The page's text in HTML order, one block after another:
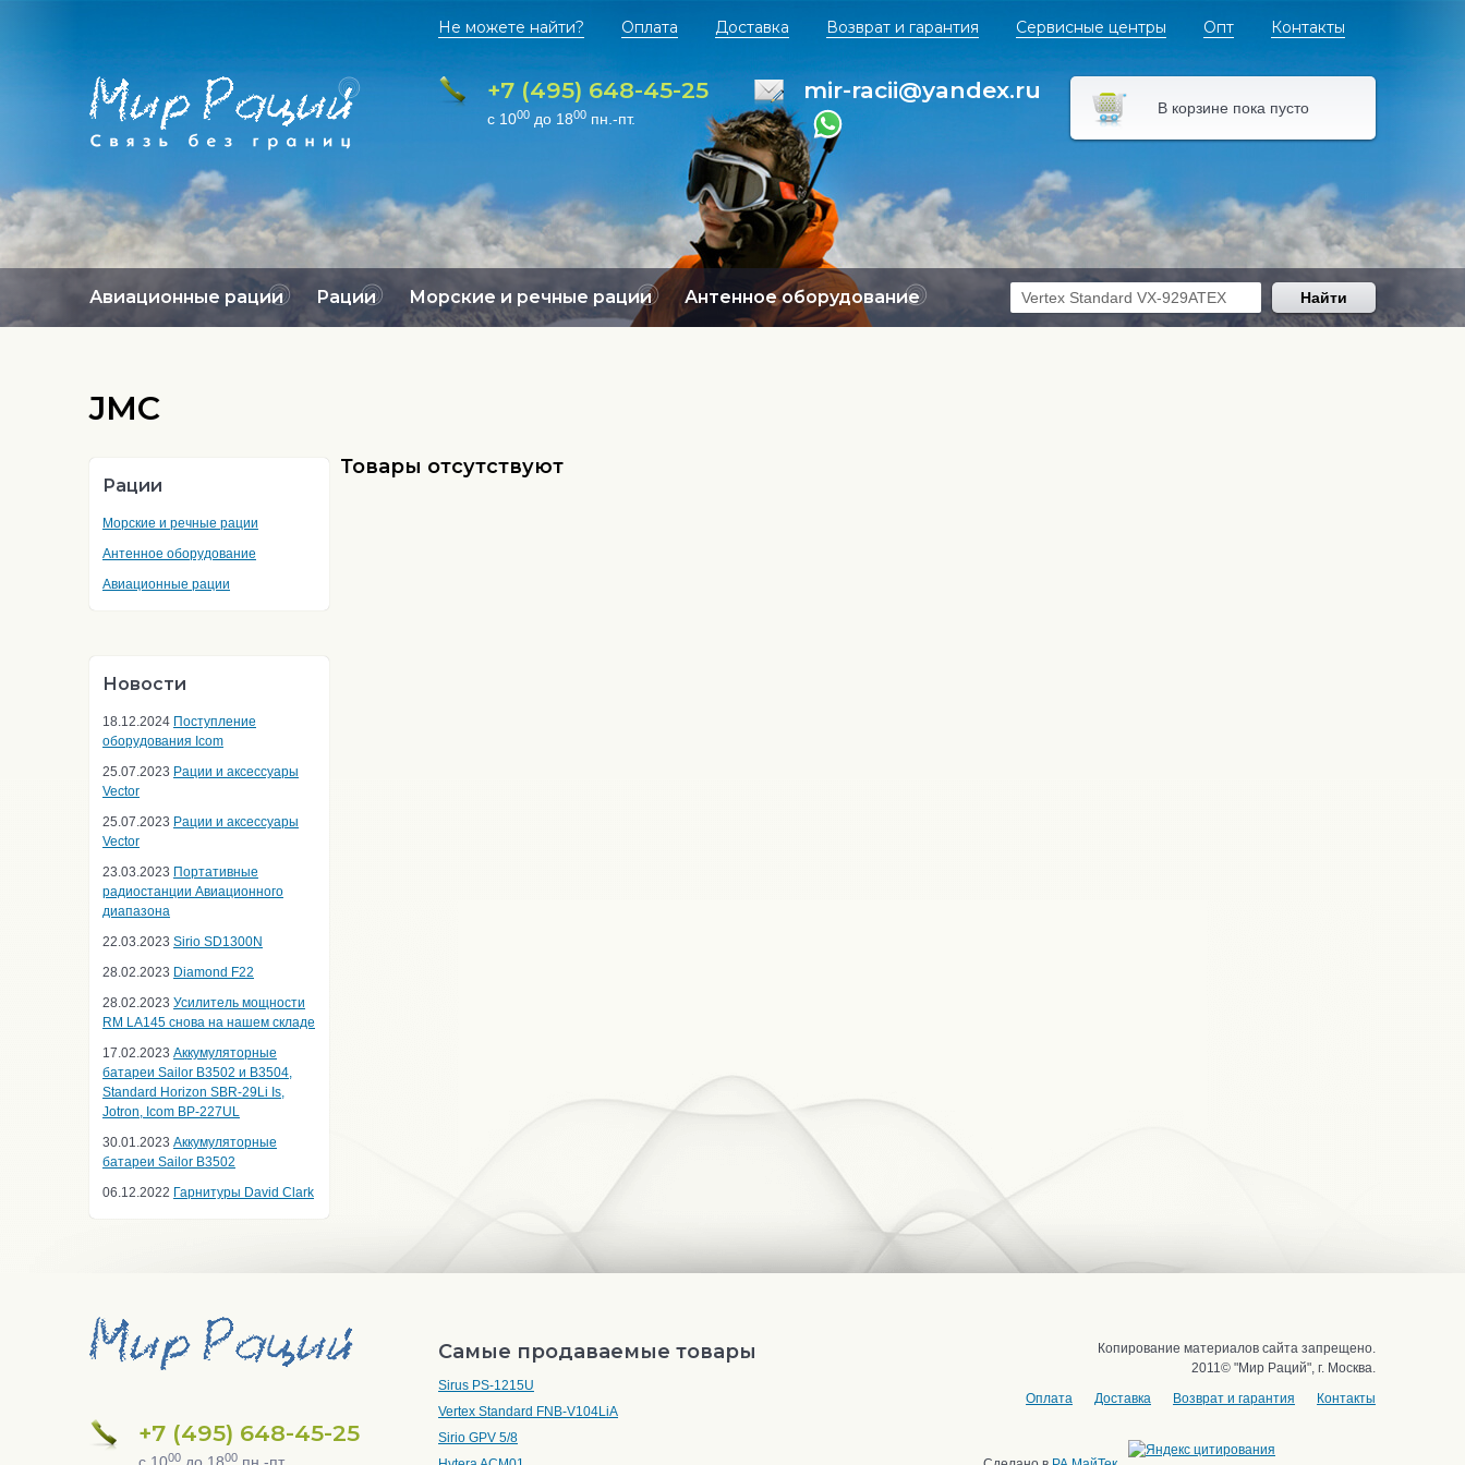
Не можете найти? Оплата Доставка Возврат и гарантия Сервисные центры Опт Контакты
+7 (495) 648-45-25
с 1000 до 1800 пн.-пт.
mir-racii@yandex.ru
В корзине пока пусто
Авиационные рации Рации Морские и речные рации Антенное оборудование Найти
JMC
Рации
Морские и речные рации
Антенное оборудование
Авиационные рации
Новости
18.12.2024 Поступление
оборудования Icom
25.07.2023 Рации и аксессуары
Vector
25.07.2023 Рации и аксессуары
Vector
23.03.2023 Портативные
радиостанции Авиационного
диапазона
22.03.2023 Sirio SD1300N
28.02.2023 Diamond F22
28.02.2023 Усилитель мощности
RM LA145 снова на нашем складе
17.02.2023 Аккумуляторные
батареи Sailor B3502 и B3504,
Standard Horizon SBR-29Li Is,
Jotron, Icom BP-227UL
30.01.2023 Аккумуляторные
батареи Sailor B3502
06.12.2022 Гарнитуры David Clark
Товары отсутствуют
+7 (495) 648-45-25
00 00
Самые продаваемые товары
Sirus PS-1215U
Vertex Standard FNB-V104LiA
Sirio GPV 5/8
Копирование материалов сайта запрещено.
2011© "Мир Раций", г. Москва.
Оплата
Доставка Возврат и гарантия Контакты